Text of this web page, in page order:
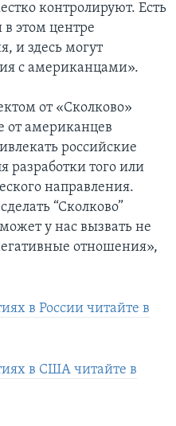
контролируют. Есть
в этом центре
и здесь могут
с американцами».
от «Сколково»
от американцев
российские
разработки того или
направления.
“Сколково”
у нас вызвать не
отношения»,
в России читайте в
в США читайте в